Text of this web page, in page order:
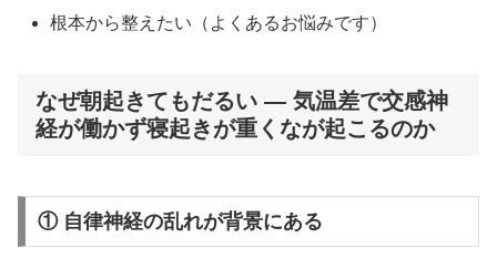
根本から整えたい（よくあるお悩みです）
なぜ朝起きてもだるい ― 気温差で交感神
経が働かず寝起きが重くなが起こるのか
① 自律神経の乱れが背景にある